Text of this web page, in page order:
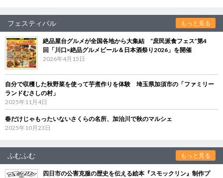
フェスティバル もっと見る
絶品屋台グルメが全国各地から大集結 “庶民派食フェス”第4
回「川口×絶品グルメビール＆日本酒祭り2026」を開催
2026年4月15日
自分で収穫した秋野菜を使って芋煮作りを体験 埼玉県加須市の「ファミリー
ランドむさしの村」
2025年11月4日
春だけじゃもったいないさくらの名所、加治川で秋のマルシェ
2025年10月23日
ふむふむ もっと見る
四日市の公害克服の歴史を伝える絵本『スモックリン』制作プ